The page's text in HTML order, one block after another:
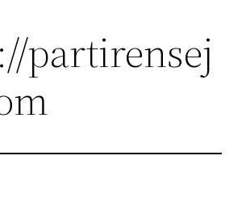
partirensej